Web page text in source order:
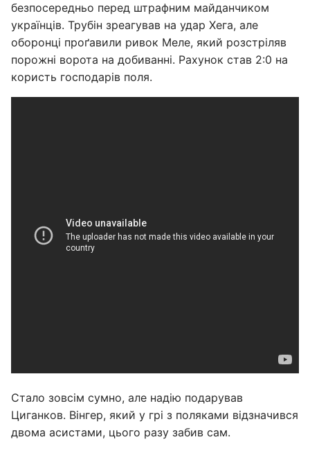
безпосередньо перед штрафним майданчиком
українців. Трубін зреагував на удар Хега, але
оборонці проґавили ривок Меле, який розстріляв
порожні ворота на добиванні. Рахунок став 2:0 на
користь господарів поля.
Стало зовсім сумно, але надію подарував
Циганков. Вінгер, який у грі з поляками відзначився
двома асистами, цього разу забив сам.